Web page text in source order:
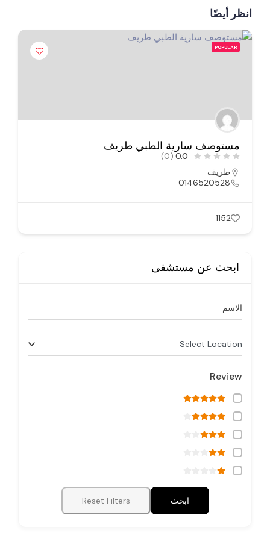
انظر أيضًا
POPULAR
مستوصف سارية الطبي طريف
0.0
(0)
طريف
0146520528
1152
ابحث عن مستشفى
الاسم
Select Location
Review
ابحث Reset Filters